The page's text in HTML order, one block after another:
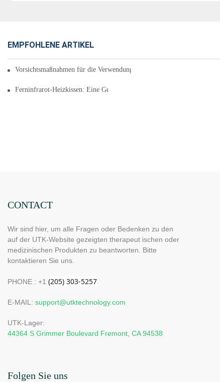
EMPFOHLENE ARTIKEL
Vorsichtsmaßnahmen für die Verwendung von Ferninfrarot-
Ferninfrarot-Heizkissen: Eine Geschichte des Ferninfrarot-Heizkissens
CONTACT
Wir sind hier, um alle Fragen oder Bedenken zu den
auf der UTK-Website gezeigten therapeut ischen oder
medizinischen Produkten zu beantworten. Bitte
kontaktieren Sie uns.
PHONE : +1
E-MAIL: support@utktechnology.com
UTK-Lager:
44364 S Grimmer Boulevard Fremont, CA 94538
Folgen Sie uns